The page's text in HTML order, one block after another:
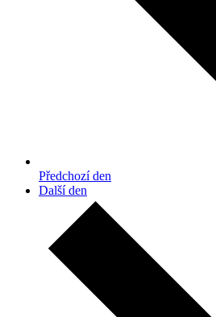
Předchozí den
Další den